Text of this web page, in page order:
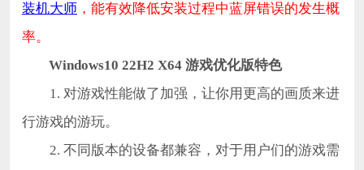
装机大师 ，能有效降低安装过程中蓝屏错误的发生概
率。
Windows10 22H2 X64 游戏优化版特色
1. 对游戏性能做了加强，让你用更高的画质来进
行游戏的游玩。
2. 不同版本的设备都兼容，对于用户们的游戏需